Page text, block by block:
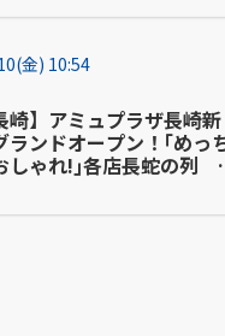
金) 10:54
崎】アミュプラザ長崎新
ランドオープン！｢めっ
しゃれ!｣各店長蛇の列